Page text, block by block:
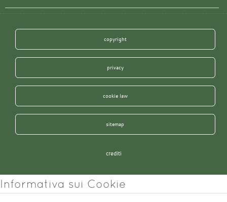
copyright
privacy
cookie law
sitemap
crediti
Informativa sui Cookie